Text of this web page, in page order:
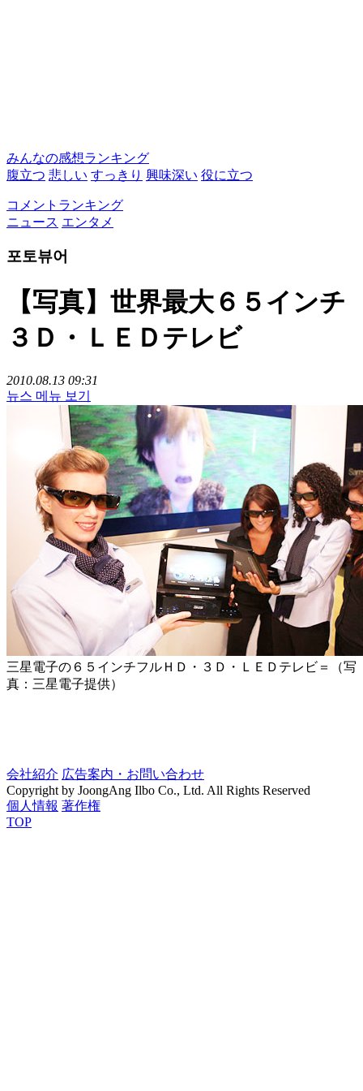
みんなの感想ランキング
腹立つ 悲しい すっきり 興味深い 役に立つ
コメントランキング
ニュース エンタメ
포토뷰어
【写真】世界最大６５インチ
３Ｄ・ＬＥＤテレビ
2010.08.13 09:31
뉴스 메뉴 보기
三星電子の６５インチフルＨＤ・３Ｄ・ＬＥＤテレビ＝（写
真：三星電子提供）
会社紹介 広告案内・お問い合わせ
Copyright by JoongAng Ilbo Co., Ltd. All Rights Reserved
個人情報 著作権
TOP